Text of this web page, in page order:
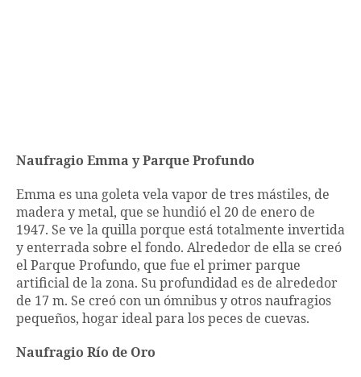
Naufragio Emma y Parque Profundo
Emma es una goleta vela vapor de tres mástiles, de
madera y metal, que se hundió el 20 de enero de
1947. Se ve la quilla porque está totalmente invertida
y enterrada sobre el fondo. Alrededor de ella se creó
el Parque Profundo, que fue el primer parque
artificial de la zona. Su profundidad es de alrededor
de 17 m. Se creó con un ómnibus y otros naufragios
pequeños, hogar ideal para los peces de cuevas.
Naufragio Río de Oro